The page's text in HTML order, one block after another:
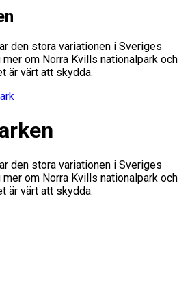
den stora variationen i Sveriges
mer om Norra Kvills nationalpark och
är värt att skydda.
den stora variationen i Sveriges
mer om Norra Kvills nationalpark och
är värt att skydda.